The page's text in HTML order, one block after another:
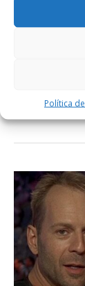
Política
Un
plataformas